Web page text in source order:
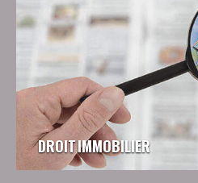
DROIT IMMOBILIER